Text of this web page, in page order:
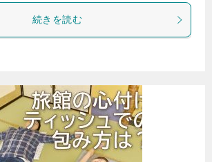
続きを読む